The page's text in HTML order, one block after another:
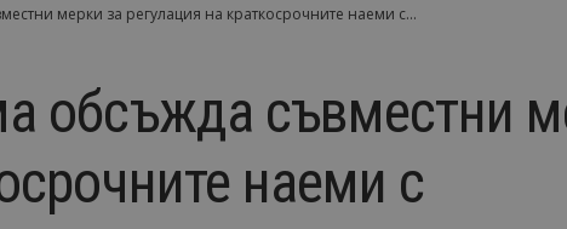
мерки за регулация на краткосрочните наеми с...
обсъжда съвместни
наеми с